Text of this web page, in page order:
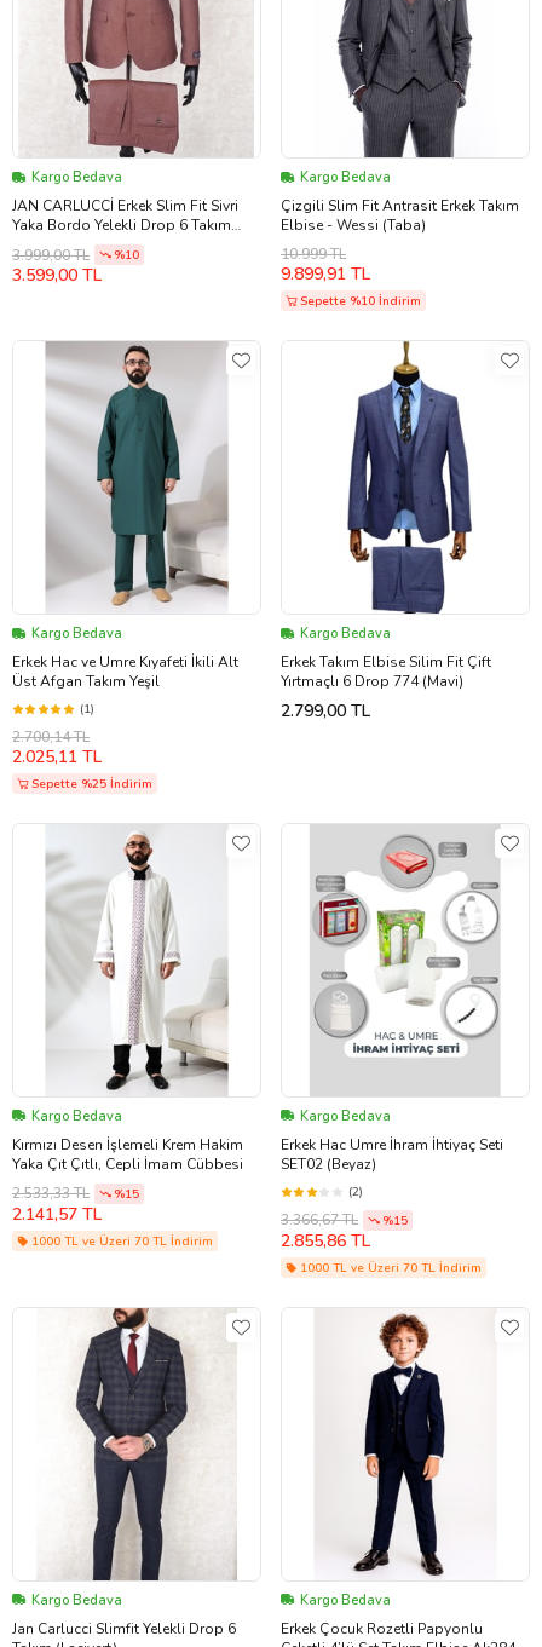
Kargo Bedava
JAN CARLUCCİ Erkek Slim Fit Sivri
Yaka Bordo Yelekli Drop 6 Takım
Elbise
3.999,00 TL %10
3.599,00 TL
Kargo Bedava
Çizgili Slim Fit Antrasit Erkek Takım
Elbise - Wessi (Taba)
10.999 TL
9.899,91 TL
Sepette %10 İndirim
Kargo Bedava
Erkek Hac ve Umre Kıyafeti İkili Alt
Üst Afgan Takım Yeşil
(1)
2.700,14 TL
2.025,11 TL
Sepette %25 İndirim
Kargo Bedava
Erkek Takım Elbise Silim Fit Çift
Yırtmaçlı 6 Drop 774 (Mavi)
2.799,00 TL
Kargo Bedava
Kırmızı Desen İşlemeli Krem Hakim
Yaka Çıt Çıtlı, Cepli İmam Cübbesi
2.533,33 TL
%15
2.141,57 TL
1000 TL ve Üzeri 70 TL İndirim
Kargo Bedava
Erkek Hac Umre İhram İhtiyaç Seti
SET02 (Beyaz)
(2)
3.366,67 TL %15
2.855,86 TL
1000 TL ve Üzeri 70 TL İndirim
Kargo Bedava
Jan Carlucci Slimfit Yelekli Drop 6
Kargo Bedava
Erkek Çocuk Rozetli Papyonlu